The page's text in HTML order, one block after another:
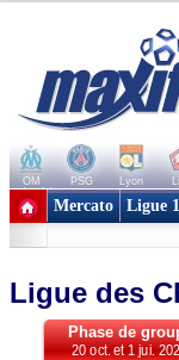
OM PSG Lyon
+ de clubs
Mercato Ligue 1
Ligue des
Phase de
20 oct. et 1 jui.